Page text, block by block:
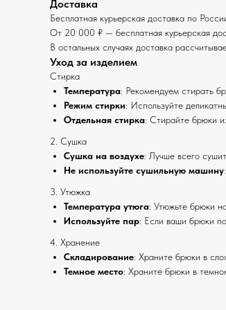
Доставка
Бесплатная курьерская доставка по
От 20 000 ₽ — бесплатная курьерская
В остальных случаях доставка
Уход за изделием
Стирка
Температура: Рекомендуем стирать
Режим стирки: Используйте
Отдельная стирка: Стирайте брюки
2. Сушка
Сушка на воздухе: Лучше всего
Не используйте сушильную машину
3. Утюжка
Температура утюга: Утюжьте брюки
Используйте пар: Если ваши брюки
4. Хранение
Складирование: Храните брюки в
Темное место: Храните брюки в